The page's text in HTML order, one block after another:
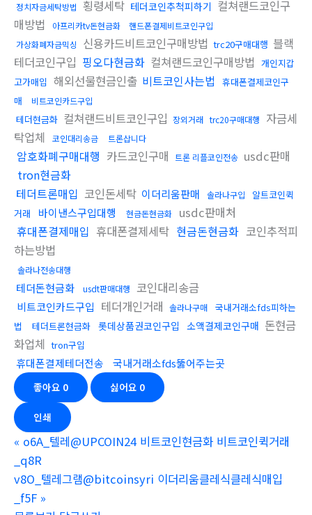
정치자금세탁방법 횡령세탁 테더코인추척피하기 컬쳐랜드코인구
매방법
아프리카tv돈현금화
핸드폰결제비트코인구입
가상화폐자금믹싱
신용카드비트코인구매방법 trc20구매대행 블랙
테더코인구입 핑오다현금화 컬쳐랜드코인구매방법 개인지갑
고가매입 해외선물현금인출 비트코인사는법
휴대폰결제코인구
매
비트코인카드구입
테더현금화 컬쳐랜드비트코인구입 장외거래 trc20구매대행
자금세
탁업체
코인대리송금 트론삽니다
암호화폐구매대행 카드코인구매 트론 리플코인전송 usdc판매
tron현금화
테더트론매입 코인돈세탁 이더리움판매 솔라나구입
알트코인퀵
거래
바이낸스구입대행 현금돈현금화
usdc판매처
휴대폰결제매입 휴대폰결제세탁 현금돈현금화 코인추적피
하는방법
솔라나전송대행
테더돈현금화 usdt판매대행 코인대리송금
비트코인카드구입 테더개인거래 솔라나구매
국내거래소fds피하는
법
테더트론현금화 롯데상품권코인구입 소액결제코인구매 돈현금
화업체 tron구입
휴대폰결제테더전송 국내거래소fds뚫어주는곳
좋아요 0 싫어요 0
인쇄
« o6A_텔레@UPCOIN24 비트코인현금화 비트코인퀵거래
_q8R
v8O_텔레그램@bitcoinsyri 이더리움클레식클레식매입
_f5F »